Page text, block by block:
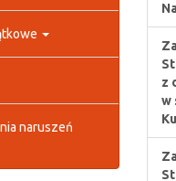
naruszeń
z
w